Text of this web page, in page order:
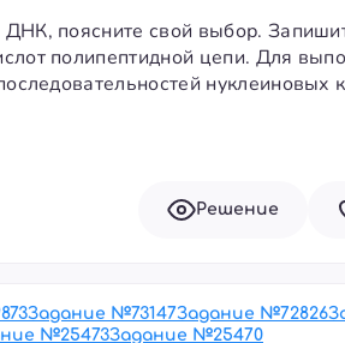
поясните свой выбор.
полипептидной цепи. Для
нуклеиновых
Решение
Задание №73147Задание №72826
№25473Задание №25470